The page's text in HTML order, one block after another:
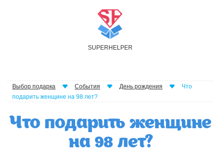
SUPER H ELPER
Выбор подарка События День рождения
Что
подарить женщине на 98 лет?
Что подарить женщине
на 98 лет?